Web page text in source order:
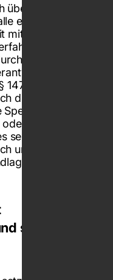
über die
einer
mit Ihnen oder
erfolgen
gesetzliche
AO),
die gesetzlichen
Löschung der
sei denn, dass
uns erforderlich
besteht.
sonstigen